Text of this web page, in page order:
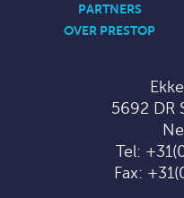
PARTNERS
OVER PRESTOP
5692 DR
Tel:
Fax: